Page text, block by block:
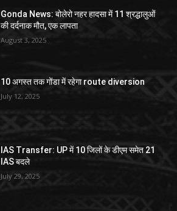
Gonda News: बोलेरो नहर हादसा में 11 श्रद्धालुओं
की दर्दनाक मौत, एक लापता
August 3, 2025
10 अगस्त तक गोंडा में रहेगा route diversion
July 12, 2025
IAS Transfer: UP में 10 जिलों के डीएम समेत 21
IAS बदले
July 29, 2025